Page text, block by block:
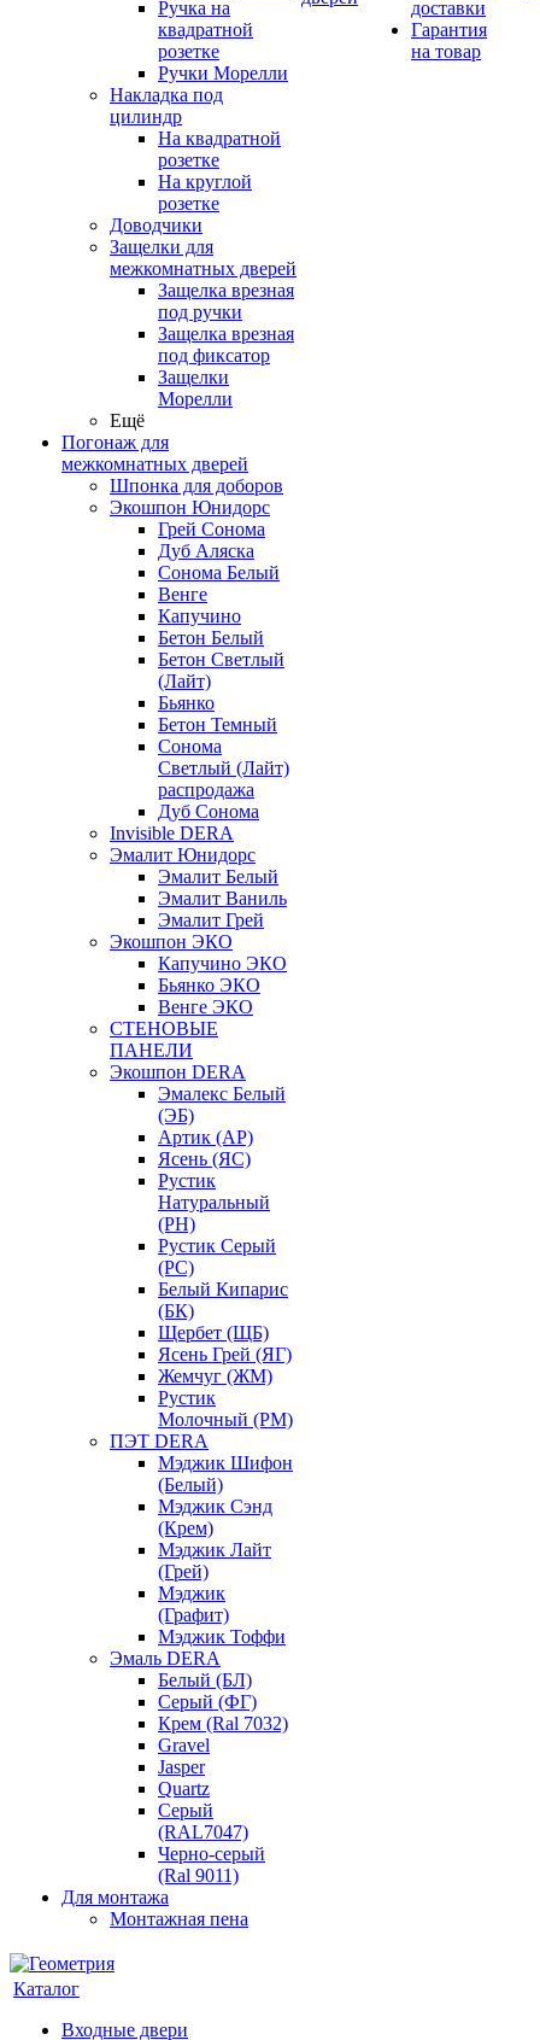
Ручка на
квадратной
розетке
Ручки Морелли
Накладка под
цилиндр
На квадратной
розетке
На круглой
розетке
Доводчики
Защелки для
межкомнатных дверей
Защелка врезная
под ручки
Защелка врезная
под фиксатор
Защелки
Морелли
Ещё
Погонаж для
межкомнатных дверей
Шпонка для доборов
Экошпон Юнидорс
Грей Сонома
Дуб Аляска
Сонома Белый
Венге
Капучино
Бетон Белый
Бетон Светлый
(Лайт)
Бьянко
Бетон Темный
Сонома
Светлый (Лайт)
распродажа
Дуб Сонома
Invisible DERA
Эмалит Юнидорс
Эмалит Белый
Эмалит Ваниль
Эмалит Грей
Экошпон ЭКО
Капучино ЭКО
Бьянко ЭКО
Венге ЭКО
СТЕНОВЫЕ
ПАНЕЛИ
Экошпон DERA
Эмалекс Белый
(ЭБ)
Артик (АР)
Ясень (ЯС)
Рустик
Натуральный
(РН)
Рустик Серый
(РС)
Белый Кипарис
(БК)
Щербет (ЩБ)
Ясень Грей (ЯГ)
Жемчуг (ЖМ)
Рустик
Молочный (РМ)
ПЭТ DERA
Мэджик Шифон
(Белый)
Мэджик Сэнд
(Крем)
Мэджик Лайт
(Грей)
Мэджик
(Графит)
Мэджик Тоффи
Эмаль DERA
Белый (БЛ)
Серый (ФГ)
Крем (Ral 7032)
Gravel
Jasper
Quartz
Серый
(RAL7047)
Черно-серый
(Ral 9011)
Для монтажа
Монтажная пена
доставки
Гарантия
на товар
Каталог
Входные двери